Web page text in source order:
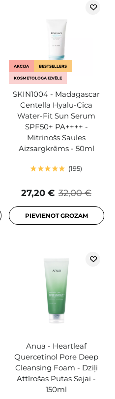
AKCIJA BESTSELLERS
KOSMETOLOGA IZVĒLE
SKIN1004 - Madagascar
Centella Hyalu-Cica
Water-Fit Sun Serum
SPF50+ PA++++ -
Mitrinošs Saules
Aizsargkrēms - 50ml
195
32,00 €
27,20 €
PIEVIENOT GROZAM
Anua - Heartleaf
Quercetinol Pore Deep
Cleansing Foam - Dziļi
Attīrošas Putas Sejai -
150ml